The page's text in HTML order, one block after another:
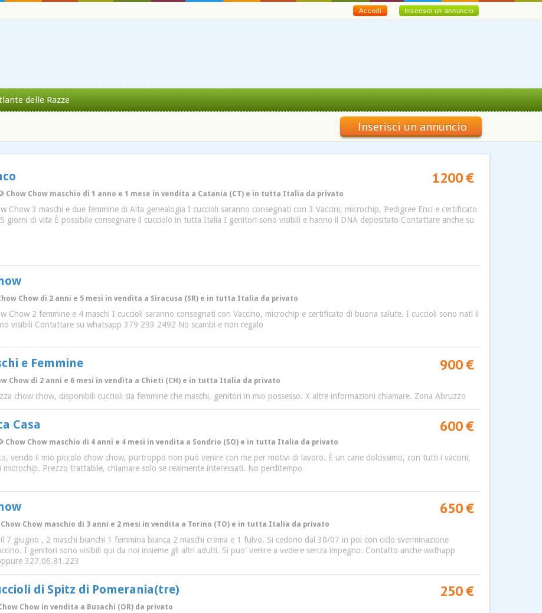
Inserisci un annuncio
Accedi
delle Razze
Inserisci un annuncio
1200 €
Chow Chow maschio di 1 anno e 1 mese in vendita a Catania (CT) e in tutta Italia da privato
Chow 3 maschi e due femmine di Alta genealogia I cuccioli saranno consegnati con 3 Vaccini, microchip, Pedigree Enci e certificato
giorni di vita È possibile consegnare il cucciolo in tutta Italia I genitori sono visibili e hanno il DNA depositato Contattare anche su
Chow di 2 anni e 5 mesi in vendita a Siracusa (SR) e in tutta Italia da privato
Chow 2 femmine e 4 maschi I cuccioli saranno consegnati con Vaccino, microchip e certificato di buona salute. I cuccioli sono nati il
visibili Contattare su whatsapp 379 293 2492 No scambi e non regalo
e Femmine 900 €
Chow di 2 anni e 6 mesi in vendita a Chieti (CH) e in tutta Italia da privato
chow chow, disponibili cuccioli sia femmine che maschi, genitori in mio possesso. X altre informazioni chiamare. Zona Abruzzo
Casa 600 €
Chow Chow maschio di 4 anni e 4 mesi in vendita a Sondrio (SO) e in tutta Italia da privato
vendo il mio piccolo chow chow, purtroppo non può venire con me per motivi di lavoro. È un cane dolcissimo, con tutti i vaccini,
Prezzo trattabile, chiamare solo se realmente interessati. No perditempo
650 €
Chow Chow maschio di 3 anni e 2 mesi in vendita a Torino (TO) e in tutta Italia da privato
7 giugno , 2 maschi bianchi 1 femmina bianca 2 maschi crema e 1 fulvo. Si cedono dal 30/07 in poi con ciclo sverminazione
I genitori sono visibili qui da noi insieme gli altri adulti. Si puo' venire a vedere senza impegno. Contatto anche wathapp
327.06.81.223
di Spitz di Pomerania(tre) 250 €
Chow in vendita a Busachi (OR) da privato